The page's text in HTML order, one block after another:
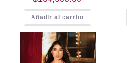
Añadir al carrito